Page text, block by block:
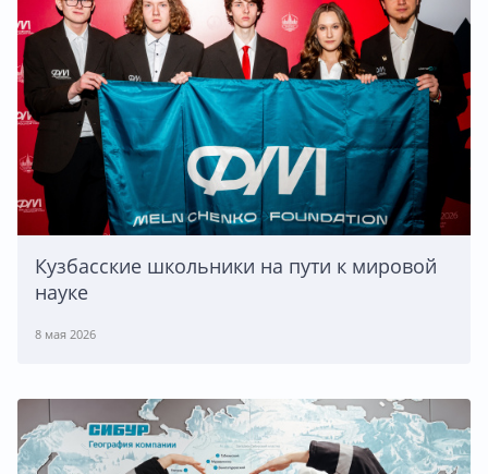
Кузбасские школьники на пути к мировой
науке
8 мая 2026